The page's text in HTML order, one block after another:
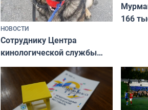
НОВОСТИ
Сотруднику Центра
кинологической службы
ищут новый дом
166